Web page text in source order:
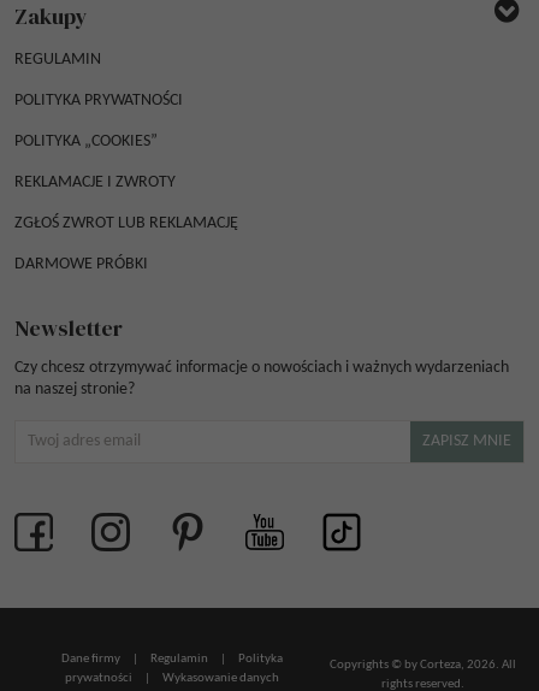
Zakupy
REGULAMIN
POLITYKA PRYWATNOŚCI
POLITYKA „COOKIES”
REKLAMACJE I ZWROTY
ZGŁOŚ ZWROT LUB REKLAMACJĘ
DARMOWE PRÓBKI
Newsletter
Czy chcesz otrzymywać informacje o nowościach i ważnych wydarzeniach
na naszej stronie?
Copyrights © by Corteza, 2026. All
rights reserved.
Dane firmy Regulamin
Polityka
prywatności
Wykasowanie danych